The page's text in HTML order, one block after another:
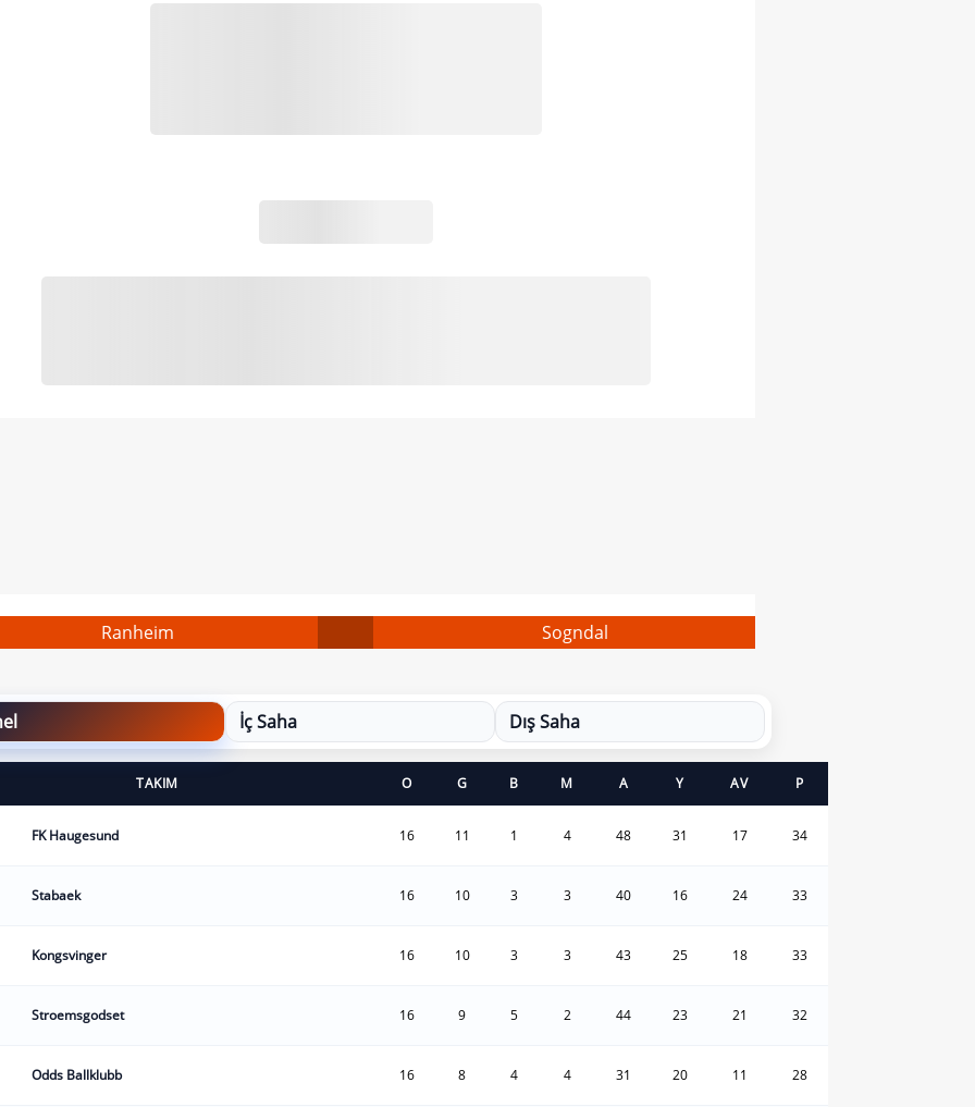
Ranheim Sogndal
İç Saha Dış Saha
TAKIM O G B M A Y AV P
FK Haugesund 16 11 1 4 48 31 17 34
Stabaek 16 10 3 3 40 16 24 33
Kongsvinger 16 10 3 3 43 25 18 33
Stroemsgodset 16 9 5 2 44 23 21 32
Odds Ballklubb 16 8 4 4 31 20 11 28